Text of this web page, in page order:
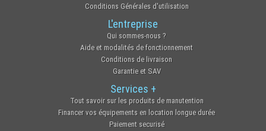
Conditions Générales d'utilisation
L'entreprise
Qui sommes-nous ?
Aide et modalités de fonctionnement
Conditions de livraison
Garantie et SAV
Services +
Tout savoir sur les produits de manutention
Financer vos équipements en location longue durée
Paiement securisé